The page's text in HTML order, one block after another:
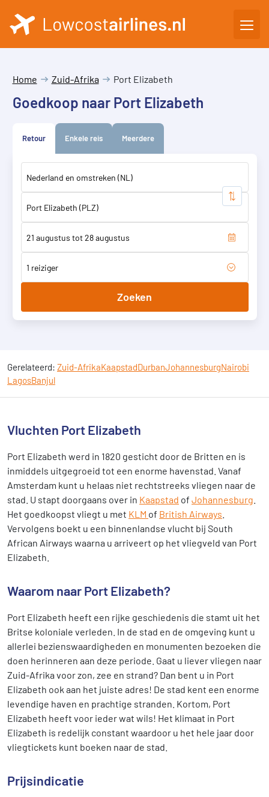
Home Zuid-Afrika Port Elizabeth
Goedkoop naar Port Elizabeth
Retour Enkele reis Meerdere
1 reiziger
Zoeken
Gerelateerd: Zuid-AfrikaKaapstadDurbanJohannesburgNairobi
LagosBanjul
Vluchten Port Elizabeth
Port Elizabeth werd in 1820 gesticht door de Britten en is
inmiddels uitgegroeid tot een enorme havenstad. Vanaf
Amsterdam kunt u helaas niet rechtstreeks vliegen naar de
stad. U stapt doorgaans over in Kaapstad of Johannesburg
Het goedkoopst vliegt u met KLM of British Airways
Vervolgens boekt u een binnenlandse vlucht bij South
African Airways waarna u arriveert op het vliegveld van Port
Elizabeth.
Waarom naar Port Elizabeth?
Port Elizabeth heeft een rijke geschiedenis die stamt uit het
Britse koloniale verleden. In de stad en de omgeving kunt u
allerlei bezienswaardigheden en monumenten bezoeken die
doen herinneren aan deze periode. Gaat u liever vliegen naar
Zuid-Afrika voor zon, zee en strand? Dan bent u in Port
Elizabeth ook aan het juiste adres! De stad kent een enorme
levendige haven en prachtige stranden. Kortom, Port
Elizabeth heeft voor ieder wat wils! Het klimaat in Port
Elizabeth is redelijk constant waardoor u het hele jaar door
vliegtickets kunt boeken naar de stad.
Prijsindicatie